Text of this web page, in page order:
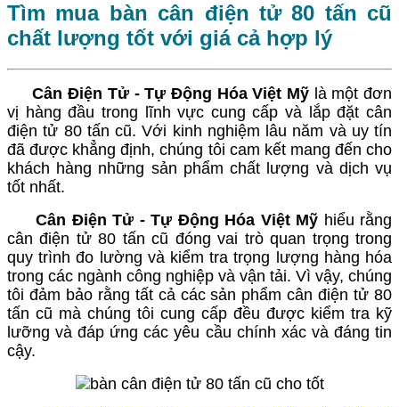
Tìm mua bàn cân điện tử 80 tấn cũ
chất lượng tốt với giá cả hợp lý
Cân Điện Tử - Tự Động Hóa Việt Mỹlà một đơn
vị hàng đầu trong lĩnh vực cung cấp và lắp đặt cân
điện tử 80 tấn cũ. Với kinh nghiệm lâu năm và uy tín
đã được khẳng định, chúng tôi cam kết mang đến cho
khách hàng những sản phẩm chất lượng và dịch vụ
tốt nhất.
Cân Điện Tử - Tự Động Hóa Việt Mỹ hiểu rằng
cân điện tử 80 tấn cũ đóng vai trò quan trọng trong
quy trình đo lường và kiểm tra trọng lượng hàng hóa
trong các ngành công nghiệp và vận tải. Vì vậy, chúng
tôi đảm bảo rằng tất cả các sản phẩm cân điện tử 80
tấn cũ mà chúng tôi cung cấp đều được kiểm tra kỹ
lưỡng và đáp ứng các yêu cầu chính xác và đáng tin
cậy.